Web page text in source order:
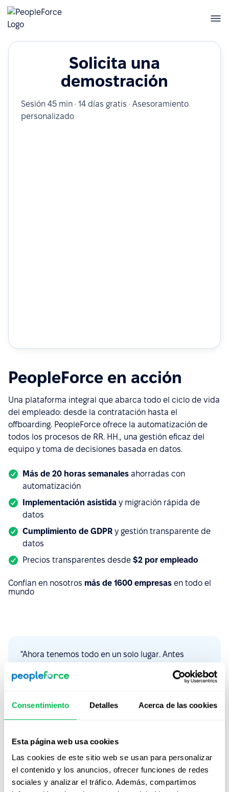
Consentimiento Detalles Acerca de las cookies
Esta página web usa cookies
Las cookies de este sitio web se usan para personalizar
el contenido y los anuncios, ofrecer funciones de redes
sociales y analizar el tráfico. Además, compartimos
PeopleForce en acción
Una plataforma integral que abarca todo el ciclo de vida
del empleado: desde la contratación hasta el
offboarding. PeopleForce ofrece la automatización de
todos los procesos de RR. HH., una gestión eficaz del
equipo y toma de decisiones basada en datos.
Más de 20 horas semanales ahorradas con
automatización
Implementación asistida y migración rápida de
datos
Cumplimiento de GDPR y gestión transparente de
datos
Precios transparentes desde $2 por empleado
Confían en nosotros más de 1600 empresas en todo el
mundo
"Ahora tenemos todo en un solo lugar. Antes
función. PeopleForce nos ayuda muchísimo a
descubrimos nuevas funciones constantemente,
People Operations Coordinator,
CPAs
Solicita una
demostración
Sesión 45 min · 14 días gratis · Asesoramiento
personalizado